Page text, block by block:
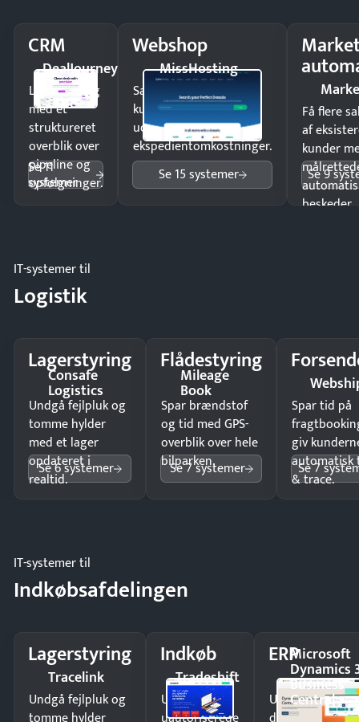
CRM
DealJourney
Luk flere salg
med et
struktureret
overblik over
pipeline og
opfølgninger.
Se 11
systemer
Webshop
MissHosting
Sælg produkter 24/7 til
kunder i hele landet
uden
ekspedientomkostninger.
Se 15 systemer
Få flere
af
kunder
beskeder.
Se 9
IT-systemer til
Logistik
Lagerstyring
Consafe
Logistics
Undgå fejlpluk og
tomme hylder
med et lager
opdateret i
realtid.
Se 6 systemer
Flådestyring
Mileage
Book
Spar brændstof
og tid med GPS-
overblik over hele
bilparken.
Se 7 systemer
Spar tid på
giv
automatisk
& trace.
Se 7
IT-systemer til
Indkøbsafdelingen
Lagerstyring
Tracelink
Undgå fejlpluk og
Indkøb
Tradeshift
Undgå
ERPMicrosoft
Dynamics
Business
Central
Undgå